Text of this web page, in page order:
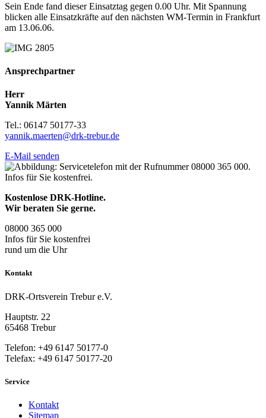
Sein Ende fand dieser Einsatztag gegen 0.00 Uhr. Mit Spannung
blicken alle Einsatzkräfte auf den nächsten WM-Termin in Frankfurt
am 13.06.06.
Ansprechpartner
Herr
Yannik Märten
Tel.: 06147 50177-33
yannik.maerten@drk-trebur.de
E-Mail senden
Kostenlose DRK-Hotline.
Wir beraten Sie gerne.
08000 365 000
Infos für Sie kostenfrei
rund um die Uhr
Kontakt
DRK-Ortsverein Trebur e.V.
Hauptstr. 22
65468 Trebur
Telefon: +49 6147 50177-0
Telefax: +49 6147 50177-20
Service
Kontakt
Sitemap